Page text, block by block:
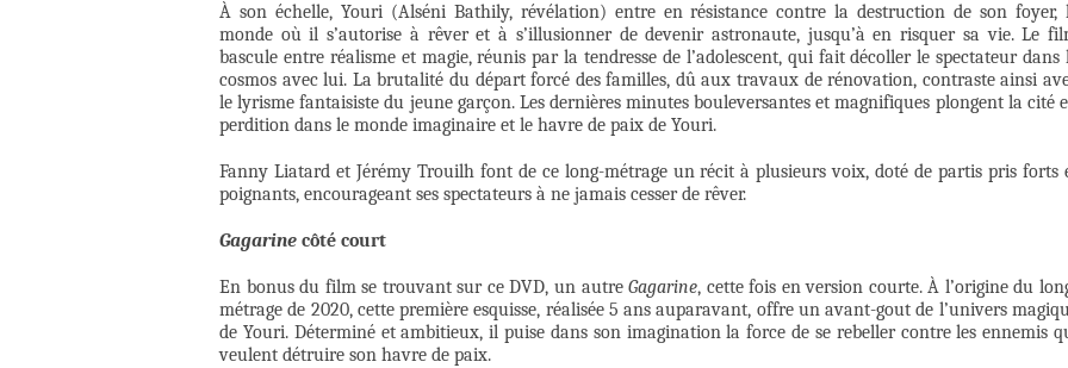
À son échelle, Youri (Alséni Bathily, révélation) entre en résistance contre la destruction de son foyer,
monde où il s’autorise à rêver et à s’illusionner de devenir astronaute, jusqu’à en risquer sa vie. Le
bascule entre réalisme et magie, réunis par la tendresse de l’adolescent, qui fait décoller le spectateur dans
cosmos avec lui. La brutalité du départ forcé des familles, dû aux travaux de rénovation, contraste ainsi
le lyrisme fantaisiste du jeune garçon. Les dernières minutes bouleversantes et magnifiques plongent la cité
perdition dans le monde imaginaire et le havre de paix de Youri.
Fanny Liatard et Jérémy Trouilh font de ce long-métrage un récit à plusieurs voix, doté de partis pris forts
poignants, encourageant ses spectateurs à ne jamais cesser de rêver.
Gagarine côté court
En bonus du film se trouvant sur ce DVD, un autreGagarine, cette fois en version courte. À l’origine du
métrage de 2020, cette première esquisse, réalisée 5 ans auparavant, offre un avant-gout de l’univers
de Youri. Déterminé et ambitieux, il puise dans son imagination la force de se rebeller contre les ennemis
veulent détruire son havre de paix.